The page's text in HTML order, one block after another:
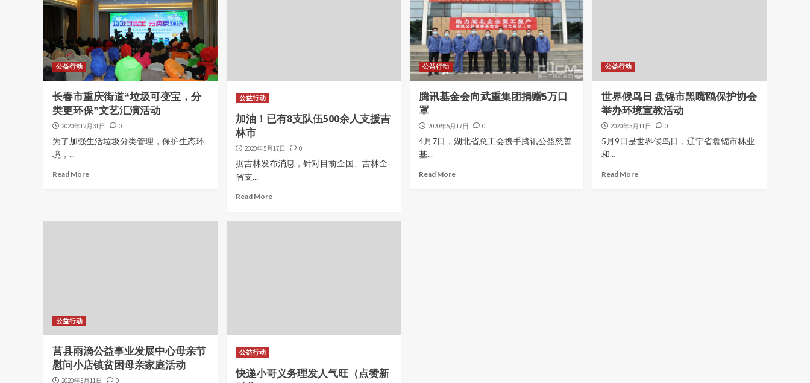
公益行动
长春市重庆街道“垃圾可变宝，分
类更环保”文艺汇演活动
2020年12月31日 0
为了加强生活垃圾分类管理，保护生态环
境，...
Read More
公益行动
加油！已有8支队伍500余人支援吉
林市
2020年5月17日 0
据吉林发布消息，针对目前全国、吉林全
省支...
Read More
公益行动
腾讯基金会向武重集团捐赠5万口
罩
2020年5月17日 0
4月7日，湖北省总工会携手腾讯公益慈善
基...
Read More
公益行动
世界候鸟日 盘锦市黑嘴鸥保护协会
举办环境宣教活动
2020年5月11日 0
5月9日是世界候鸟日，辽宁省盘锦市林业
和...
Read More
公益行动
莒县雨滴公益事业发展中心母亲节
慰问小店镇贫困母亲家庭活动
2020年5月11日 0
公益行动
快递小哥义务理发人气旺（点赞新